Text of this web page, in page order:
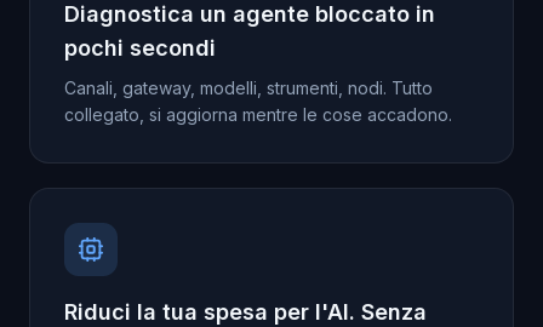
Diagnostica un agente bloccato in
pochi secondi
Canali, gateway, modelli, strumenti, nodi. Tutto
collegato, si aggiorna mentre le cose accadono.
Riduci la tua spesa per l'AI. Senza